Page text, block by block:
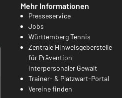
Mehr Informationen
Presseservice
Jobs
Württemberg Tennis
Zentrale Hinweisgeberstelle
für Prävention
interpersonaler Gewalt
Trainer- & Platzwart-Portal
Vereine finden